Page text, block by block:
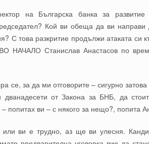
на Българска банка за развитие
Кой ви обеща да ви
С това разкритие продължи атаката
НАЧАЛО Станислав Анастасов по
се, за да ми отговорите – сигурно
от Закона за БНБ, да
попитах ви – с някого за нещо?, попита
ви е трудно, аз ще ви улесня.